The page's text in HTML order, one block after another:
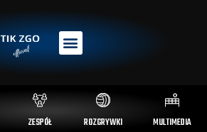
ZESPÓŁ ROZGRYWKI MULTIMEDIA